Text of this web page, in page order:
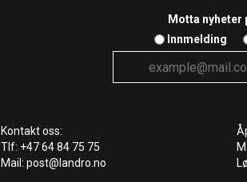
Motta nyheter
Innmelding
Kontakt oss:
Tlf: +47 64 84 75 75
Mail: post@landro.no